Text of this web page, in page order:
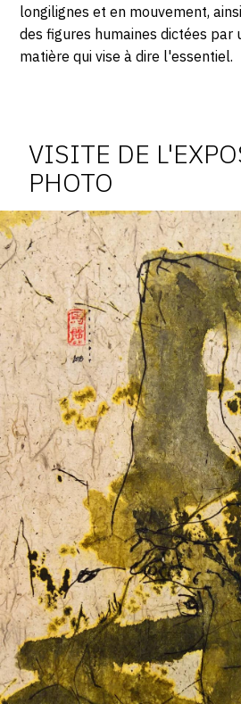
longilignes et en mouvement,
des figures humaines dictées par
matière qui vise à dire l'essentiel.
l'exposition
VISITE DE
PHOTO